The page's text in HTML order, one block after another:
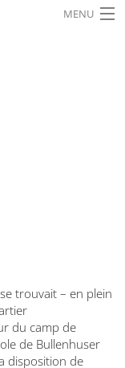
MENU
trouvait – en plein
du camp de
de Bullenhuser
disposition de